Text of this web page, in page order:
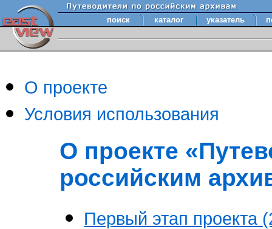
поиск каталог указатель
О проекте
Условия использования
О проекте
российским
Первый этап проекта